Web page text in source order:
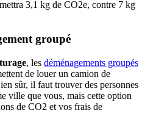
3,1 kg de CO2e, contre 7 kg
groupé
, les déménagements groupés
de louer un camion de
sûr, il faut trouver des personnes
ville que vous, mais cette option
de CO2 et vos frais de